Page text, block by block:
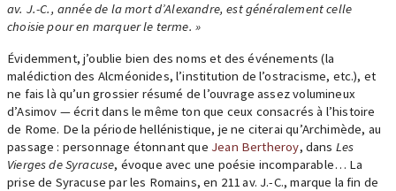
av. J.-C., année de la mort d’Alexandre, est généralement celle
choisie pour en marquer le terme. »
Évidemment, j’oublie bien des noms et des événements (la
malédiction des Alcméonides, l’institution de l’ostracisme, etc.), et
ne fais là qu’un grossier résumé de l’ouvrage assez volumineux
d’Asimov — écrit dans le même ton que ceux consacrés à l’histoire
de Rome. De la période hellénistique, je ne citerai qu’Archimède, au
passage : personnage étonnant que Jean Bertheroy, dans Les
Vierges de Syracuse, évoque avec une poésie incomparable… La
prise de Syracuse par les Romains, en 211 av. J.-C., marque la fin de